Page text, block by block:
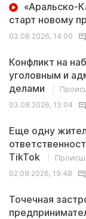
«Аральско-
старт новому
03.08.2026, 14:00
Конфликт на
уголовным и
делами
03.08.2026, 13:04
Еще одну
TikTok
02.08.2026, 19:48
Точечная